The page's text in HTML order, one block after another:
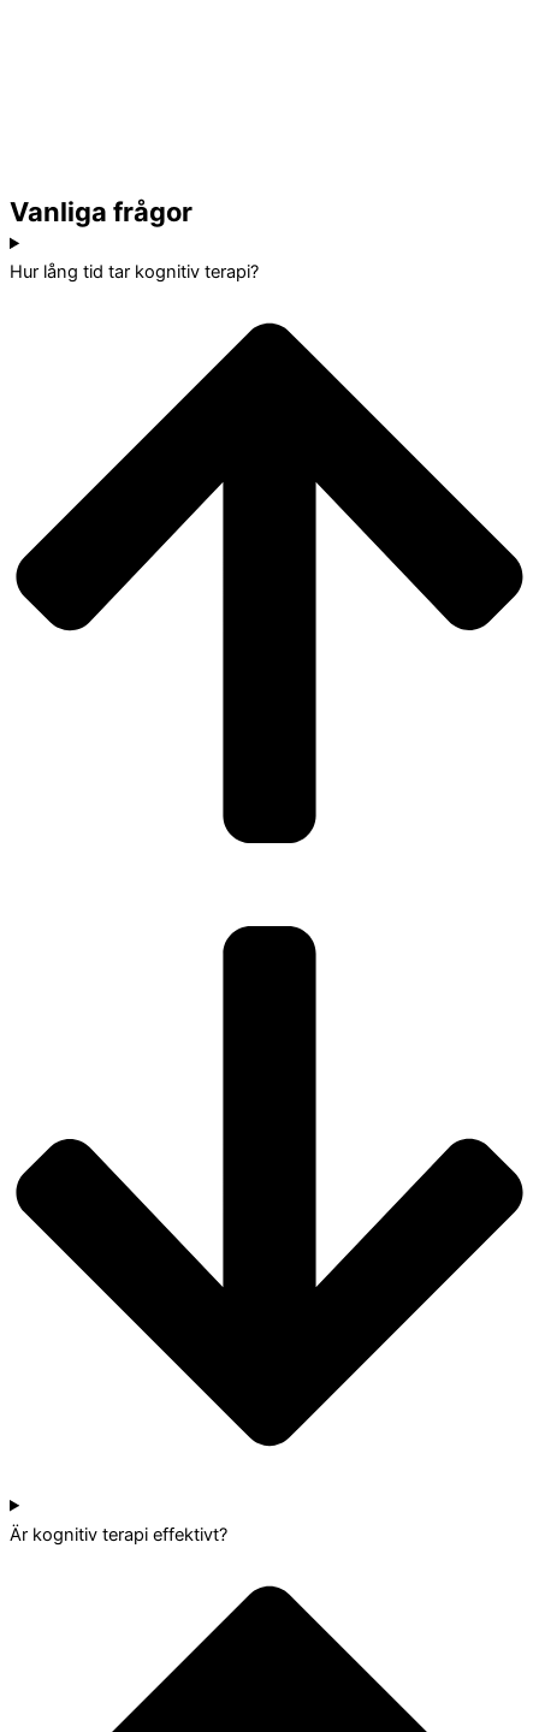
Vanliga frågor
Hur lång tid tar kognitiv terapi?
Är kognitiv terapi effektivt?